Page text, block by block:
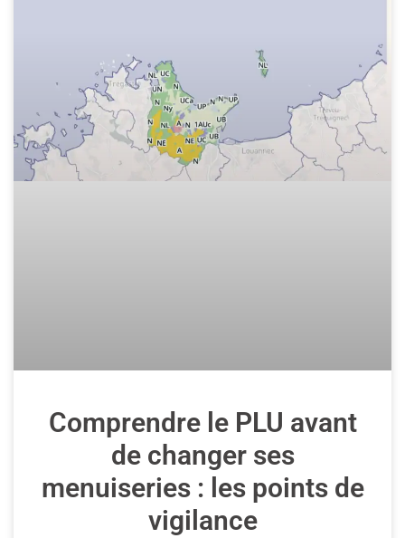
Comprendre le PLU avant
de changer ses
menuiseries : les points de
vigilance